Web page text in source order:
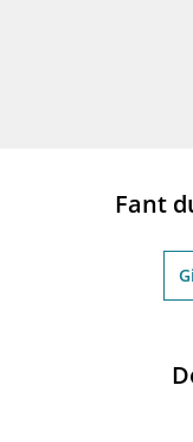
Fant